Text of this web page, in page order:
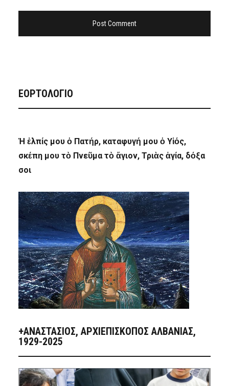
ΕΟΡΤΟΛΟΓΙΟ
Ἡ ἐλπίς μου ὁ Πατήρ, καταφυγή μου ὁ Υἱός,
σκέπη μου τὸ Πνεῦμα τὸ ἅγιον, Τριὰς ἁγία, δόξα
σοι
+ΑΝΑΣΤΆΣΙΟΣ, ΑΡΧΙΕΠΊΣΚΟΠΟΣ ΑΛΒΑΝΊΑΣ,
1929-2025